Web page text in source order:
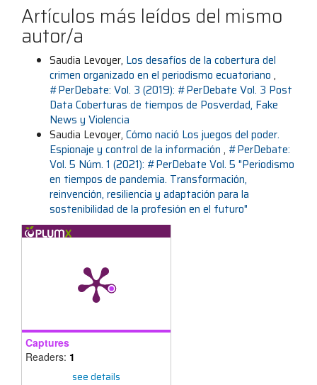
Artículos más leídos del mismo
autor/a
Saudia Levoyer, Los desafíos de la cobertura del
crimen organizado en el periodismo ecuatoriano ,
#PerDebate: Vol. 3 (2019): #PerDebate Vol. 3 Post
Data Coberturas de tiempos de Posverdad, Fake
News y Violencia
Saudia Levoyer, Cómo nació Los juegos del poder.
Espionaje y control de la información , #PerDebate:
Vol. 5 Núm. 1 (2021): #PerDebate Vol. 5 "Periodismo
en tiempos de pandemia. Transformación,
reinvención, resiliencia y adaptación para la
sostenibilidad de la profesión en el futuro"
Captures
Readers: 1
see details